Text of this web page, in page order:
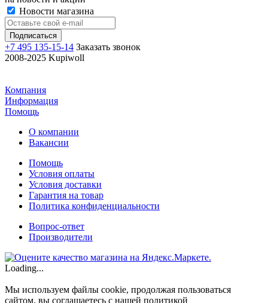
Новости магазина
+7 495 135-15-14 Заказать звонок
2008-2025 Kupiwoll
Компания
Информация
Помощь
О компании
Вакансии
Помощь
Условия оплаты
Условия доставки
Гарантия на товар
Политика конфиденциальности
Вопрос-ответ
Производители
Loading...
Мы используем файлы cookie, продолжая пользоваться
сайтом, вы соглашаетесь с нашей политикой